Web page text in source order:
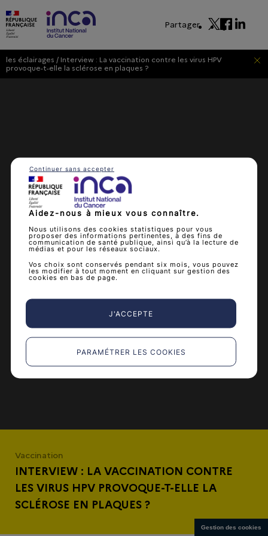
Partager
les éclairages / Interview : La vaccination contre les virus HPV
provoque-t-elle la sclérose en plaques ?
Vaccination
INTERVIEW : LA VACCINATION CONTRE
LES VIRUS HPV PROVOQUE-T-ELLE LA
SCLÉROSE EN PLAQUES ?
Gestion des cookies
Aidez-nous à mieux vous connaître.
Nous utilisons des cookies statistiques pour vous
proposer des informations pertinentes, à des fins de
communication de santé publique, ainsi qu’à la lecture de
médias et pour les réseaux sociaux.
Vos choix sont conservés pendant six mois, vous pouvez
les modifier à tout moment en cliquant sur gestion des
cookies en bas de page.
J'ACCEPTE
PARAMÉTRER LES COOKIES
Continuer sans accepter